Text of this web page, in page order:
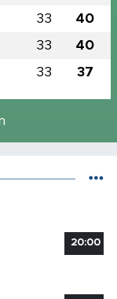
33 40
33 40
33 37
20:00